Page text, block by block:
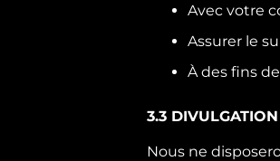
Avec votre
Assurer le
À des fins
3.3
Nous ne